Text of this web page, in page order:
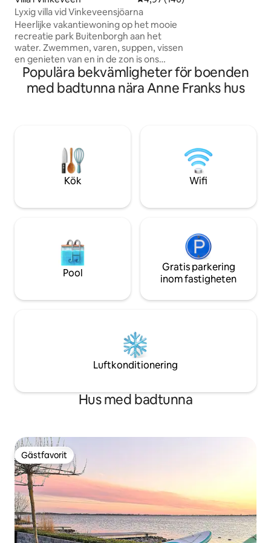
Lyxig villa vid Vinkeveensjöarna
Heerlijke vakantiewoning op het mooie
recreatie park Buitenborgh aan het
water. Zwemmen, varen, suppen, vissen
en genieten van en in de zon is ons
motto. Amsterdam en andere randstad
steden zijn goed bereikbaar met de
auto. OV is iets verder gelegen, rond 1
fietsen zijn inclusief bij uw verblijf. Dicht
bij Ziggo Dome, Amsterdam Arena
(Ajax) en AFAS Live.
Populära bekvämligheter för boenden
med badtunna nära Anne Franks hus
Kök Wifi
Pool
Gratis parkering
inom fastigheten
Luftkonditionering
Hus med badtunna
Gästfavorit
Gästfavorit